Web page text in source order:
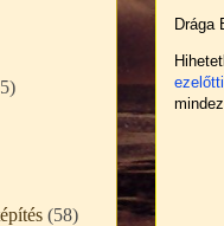
Drága
(58)